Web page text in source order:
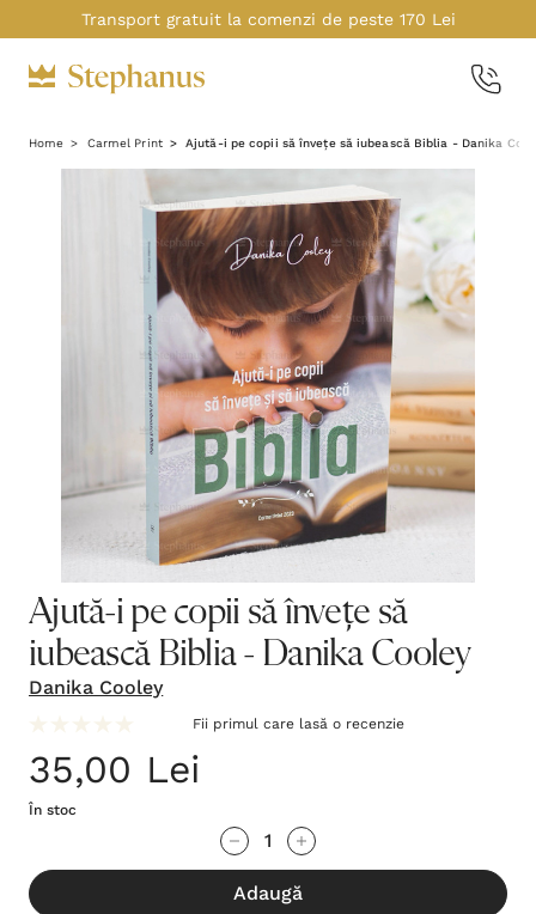
Transport gratuit la comenzi de peste 170 Lei
Home Carmel Print Ajută-i pe copii să învețe să iubească Biblia - Danika
Ajută-i pe copii să învețe să
iubească Biblia - Danika Cooley
Danika Cooley
Fii primul care lasă o recenzie
35,00 Lei
În stoc
te!
Stocul
Adaugă